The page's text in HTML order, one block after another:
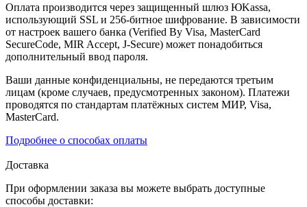
Оплата производится через защищенный шлюз ЮKassa,
использующий SSL и 256-битное шифрование. В зависимости
от настроек вашего банка (Verified By Visa, MasterCard
SecureCode, MIR Accept, J-Secure) может понадобиться
дополнительный ввод пароля.
Ваши данные конфиденциальны, не передаются третьим
лицам (кроме случаев, предусмотренных законом). Платежи
проводятся по стандартам платёжных систем МИР, Visa,
MasterCard.
Подробнее о способах оплаты
Доставка
При оформлении заказа вы можете выбрать доступные
способы доставки: